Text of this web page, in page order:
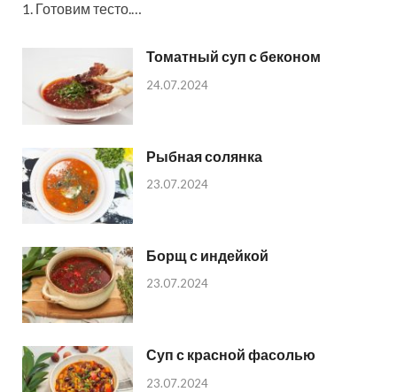
1. Готовим тесто.…
Томатный суп с беконом
24.07.2024
Рыбная солянка
23.07.2024
Борщ с индейкой
23.07.2024
Суп с красной фасолью
23.07.2024